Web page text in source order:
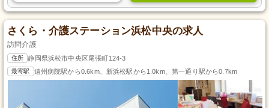
さくら・介護ステーション浜松中央の求人
訪問介護
住所 静岡県浜松市中央区尾張町124-3
最寄駅 遠州病院駅から0.6km、新浜松駅から1.0km、第一通り駅から0.7km